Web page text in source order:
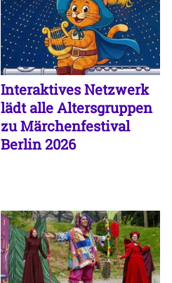
Interaktives Netzwerk
lädt alle Altersgruppen
zu Märchenfestival
Berlin 2026